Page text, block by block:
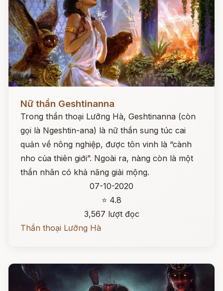
Nữ thần Geshtinanna
Trong thần thoại Lưỡng Hà, Geshtinanna (còn
gọi là Ngeshtin-ana) là nữ thần sung túc cai
quản về nông nghiệp, được tôn vinh là “cành
nho của thiên giới”. Ngoài ra, nàng còn là một
thần nhân có khả năng giải mộng.
07-10-2020
⭐ 4.8
3,567 lượt đọc
Thần thoại Lưỡng Hà